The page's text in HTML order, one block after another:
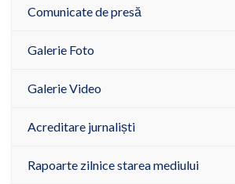
Comunicate de presă
Galerie Foto
Galerie Video
Acreditare jurnaliști
Rapoarte zilnice starea mediului